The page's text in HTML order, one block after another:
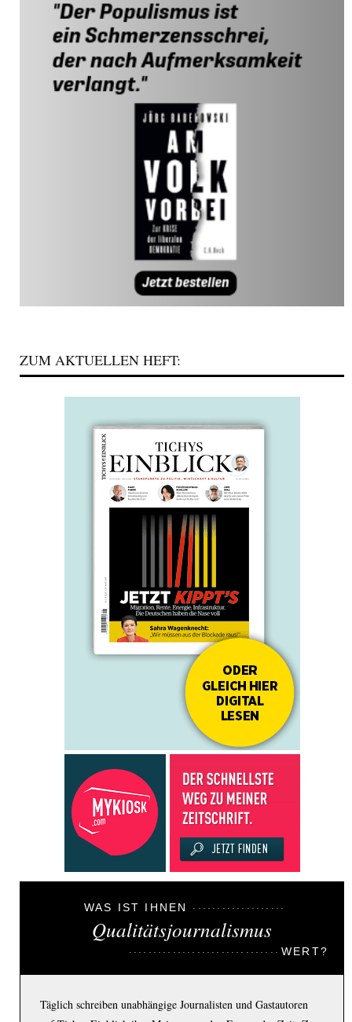
ZUM AKTUELLEN HEFT:
WAS IST IHNEN
Qualitätsjournalismus
WERT?
Täglich schreiben unabhängige Journalisten und Gastautoren